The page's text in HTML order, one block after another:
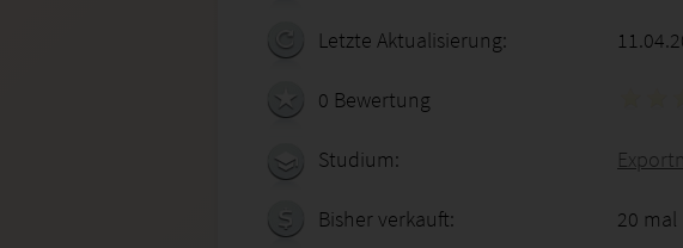
Letzte Aktualisierung:
0 Bewertung
Studium:
Bisher verkauft: 20 mal